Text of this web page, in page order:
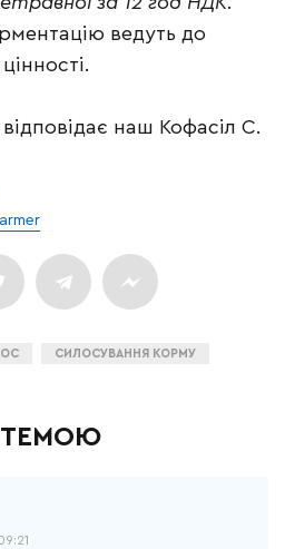
ведуть до
наш Кофасіл С.
СИЛОСУВАННЯ КОРМУ
ТЕМОЮ